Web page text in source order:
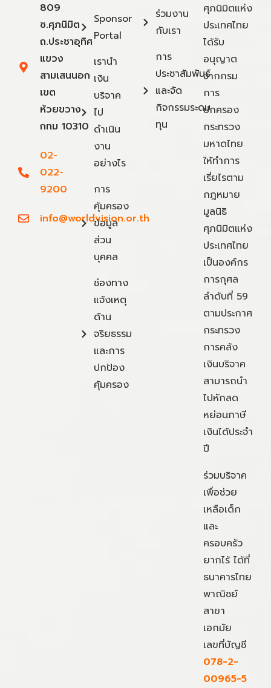
809
ซ.ศุภนิมิต
ถ.ประชาอุทิศ
แขวง
สามเสนนอก
เขต
ห้วยขวาง
กทม 10310
02-
022-
9200
info@worldvision.or.th
Sponsor
Portal
เรานำ
เงิน
บริจาค
ไป
ดำเนิน
งาน
อย่างไร
การ
คุ้มครอง
ข้อมูล
ส่วน
บุคคล
ช่องทาง
แจ้งเหตุ
ด้าน
จริยธรรม
และการ
ปกป้อง
คุ้มครอง
ร่วมงาน
กับเรา
การ
ประชาสัมพันธ์
และจัด
กิจกรรมระดม
ทุน
ศุภนิมิตแห่ง
ประเทศไทย
ได้รับ
อนุญาต
จากกรม
การ
ปกครอง
กระทรวง
มหาดไทย
ให้ทำการ
เรี่ยไรตาม
กฎหมาย
มูลนิธิ
ศุภนิมิตแห่ง
ประเทศไทย
เป็นองค์กร
การกุศล
ลำดับที่ 59
ตามประกาศ
กระทรวง
การคลัง
เงินบริจาค
สามารถนำ
ไปหักลด
หย่อนภาษี
เงินได้ประจำ
ปี
ร่วมบริจาค
เพื่อช่วย
เหลือเด็ก
และ
ครอบครัว
ยากไร้ ได้ที่
ธนาคารไทย
พาณิชย์
สาขา
เอกมัย
เลขที่บัญชี
078-2-
00965-5